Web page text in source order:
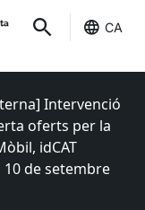
CA
Intervenció
oferts per la
idCAT
de setembre